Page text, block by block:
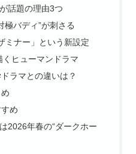
話題の理由3つ
バディ”が刺さる
ナー」という新設定
ヒューマンドラマ
ラマとの違いは？
め
2026年春の“ダークホー